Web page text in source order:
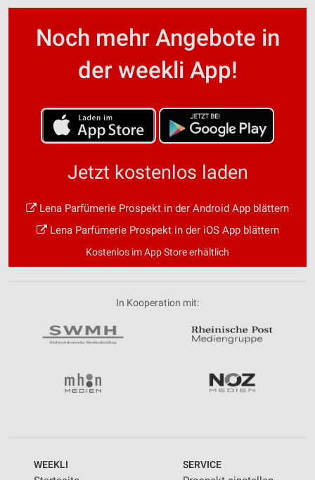
Noch mehr Angebote in
der weekli App!
Jetzt kostenlos laden
Lena Parfümerie Prospekt in der Android App blättern
Lena Parfümerie Prospekt in der iOS App blättern
Kostenlos im App Store erhältlich
In Kooperation mit:
WEEKLI SERVICE